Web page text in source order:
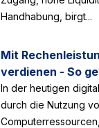
Handhabung, birgt...
Mit
verdienen - So
In der heutigen
durch die Nutzung